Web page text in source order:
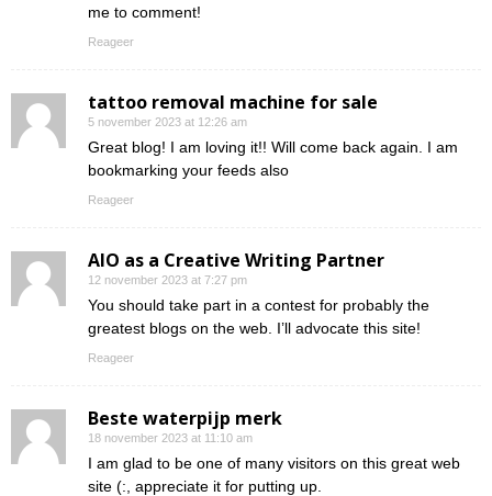
me to comment!
Reageer
tattoo removal machine for sale
5 november 2023 at 12:26 am
Great blog! I am loving it!! Will come back again. I am
bookmarking your feeds also
Reageer
AIO as a Creative Writing Partner
12 november 2023 at 7:27 pm
You should take part in a contest for probably the
greatest blogs on the web. I’ll advocate this site!
Reageer
Beste waterpijp merk
18 november 2023 at 11:10 am
I am glad to be one of many visitors on this great web
site (:, appreciate it for putting up.